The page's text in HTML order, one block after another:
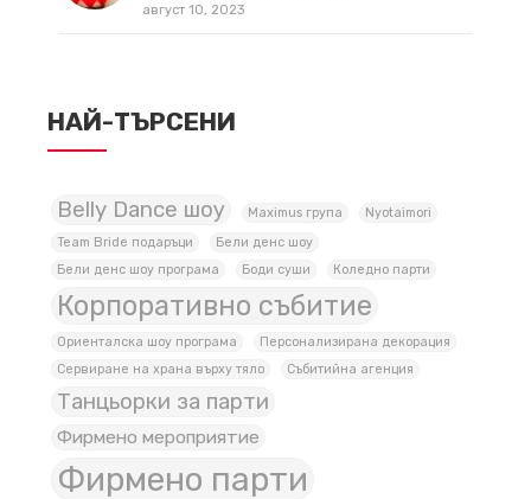
август 10, 2023
НАЙ-ТЪРСЕНИ
Belly Dance шоу Maximus група
Nyotaimori
Team Bride подаръци
Бели денс шоу
Бели денс шоу програма
Боди суши Коледно парти
Корпоративно събитие
Ориенталска шоу програма
Персонализирана декорация
Сервиране на храна върху тяло
Събитийна агенция
Танцьорки за парти
Фирмено мероприятие
Фирмено парти